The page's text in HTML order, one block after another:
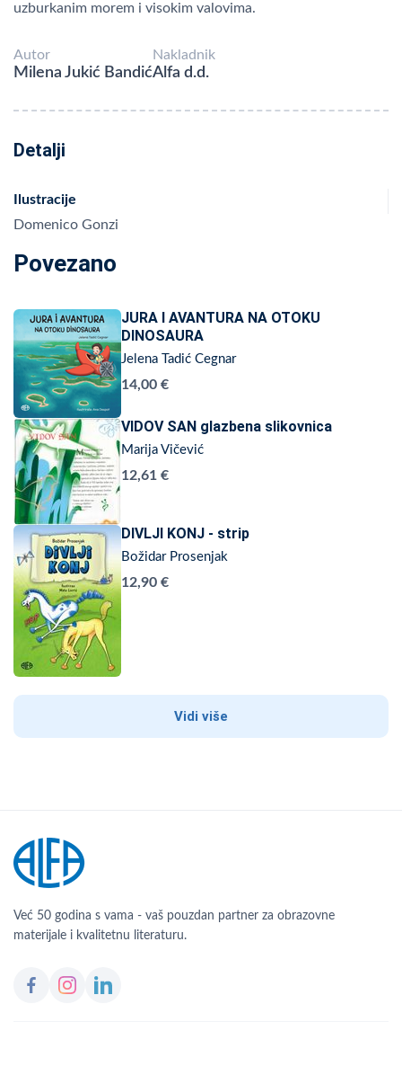
uzburkanim morem i visokim valovima.
Autor
Milena Jukić Bandić
Nakladnik
Alfa d.d.
Detalji
Ilustracije
Domenico Gonzi
Povezano
JURA I AVANTURA NA OTOKU
DINOSAURA
Jelena Tadić Cegnar
14,00 €
VIDOV SAN glazbena slikovnica
Marija Vičević
12,61 €
DIVLJI KONJ - strip
Božidar Prosenjak
12,90 €
Vidi više
Već 50 godina s vama - vaš pouzdan partner za obrazovne
materijale i kvalitetnu literaturu.